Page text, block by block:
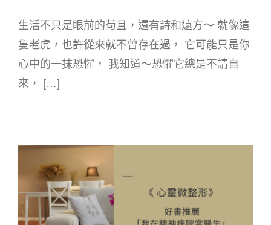
生活不只是眼前的苟且，還有詩和遠方～ 就像這
隻老虎，也許從來就不曾存在過， 它可能只是你
心中的一抹恐懼， 我知道～恐懼它總是不請自
來， […]